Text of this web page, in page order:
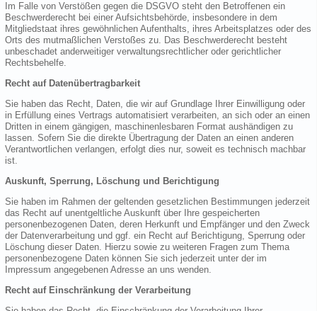
Im Falle von Verstößen gegen die DSGVO steht den Betroffenen ein
Beschwerderecht bei einer Aufsichtsbehörde, insbesondere in dem
Mitgliedstaat ihres gewöhnlichen Aufenthalts, ihres Arbeitsplatzes oder des
Orts des mutmaßlichen Verstoßes zu. Das Beschwerderecht besteht
unbeschadet anderweitiger verwaltungsrechtlicher oder gerichtlicher
Rechtsbehelfe.
Recht auf Datenübertragbarkeit
Sie haben das Recht, Daten, die wir auf Grundlage Ihrer Einwilligung oder
in Erfüllung eines Vertrags automatisiert verarbeiten, an sich oder an einen
Dritten in einem gängigen, maschinenlesbaren Format aushändigen zu
lassen. Sofern Sie die direkte Übertragung der Daten an einen anderen
Verantwortlichen verlangen, erfolgt dies nur, soweit es technisch machbar
ist.
Auskunft, Sperrung, Löschung und Berichtigung
Sie haben im Rahmen der geltenden gesetzlichen Bestimmungen jederzeit
das Recht auf unentgeltliche Auskunft über Ihre gespeicherten
personenbezogenen Daten, deren Herkunft und Empfänger und den Zweck
der Datenverarbeitung und ggf. ein Recht auf Berichtigung, Sperrung oder
Löschung dieser Daten. Hierzu sowie zu weiteren Fragen zum Thema
personenbezogene Daten können Sie sich jederzeit unter der im
Impressum angegebenen Adresse an uns wenden.
Recht auf Einschränkung der Verarbeitung